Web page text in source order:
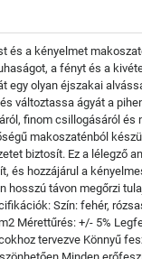
és a kényelmet
a fényt és a
egy olyan éjszakai
változtassa ágyát a
finom csillogásáról és
makoszaténból
biztosít. Ez a lélegző
és hozzájárul a
hosszú távon megőrzi
Szín: fehér,
Mérettűrés: +/- 5%
tervezve Könnyű